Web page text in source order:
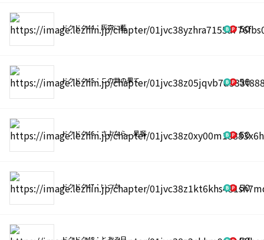
ドクドク44：灰空に藍 50
ドクドク45：この世の果て 50
ドクドク46：さよなら、是瑠 50
ドクドク47：いつか 50